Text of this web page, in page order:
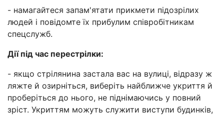
- намагайтеся запам'ятати прикмети підозрілих
людей і повідомте їх прибулим співробітникам
спецслужб.
Дії під час перестрілки:
- якщо стрілянина застала вас на вулиці, відразу ж
ляжте й озирніться, виберіть найближче укриття й
проберіться до нього, не піднімаючись у повний
зріст. Укриттям можуть служити виступи будинків,